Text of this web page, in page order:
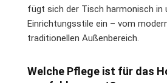
fügt sich der Tisch harmonisch in
Einrichtungsstile ein – vom
traditionellen Außenbereich.
Welche Pflege ist für das